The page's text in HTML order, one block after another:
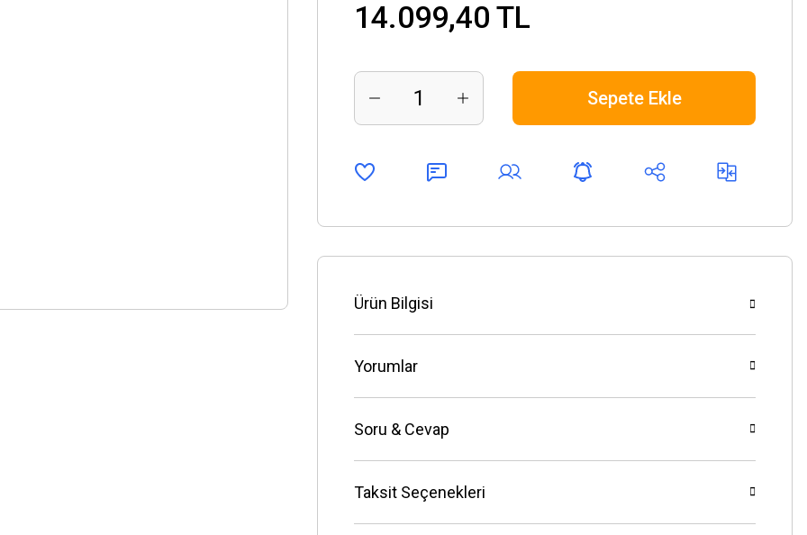
14.099,40 TL
Sepete Ekle
Ürün Bilgisi
Yorumlar
Soru & Cevap
Taksit Seçenekleri